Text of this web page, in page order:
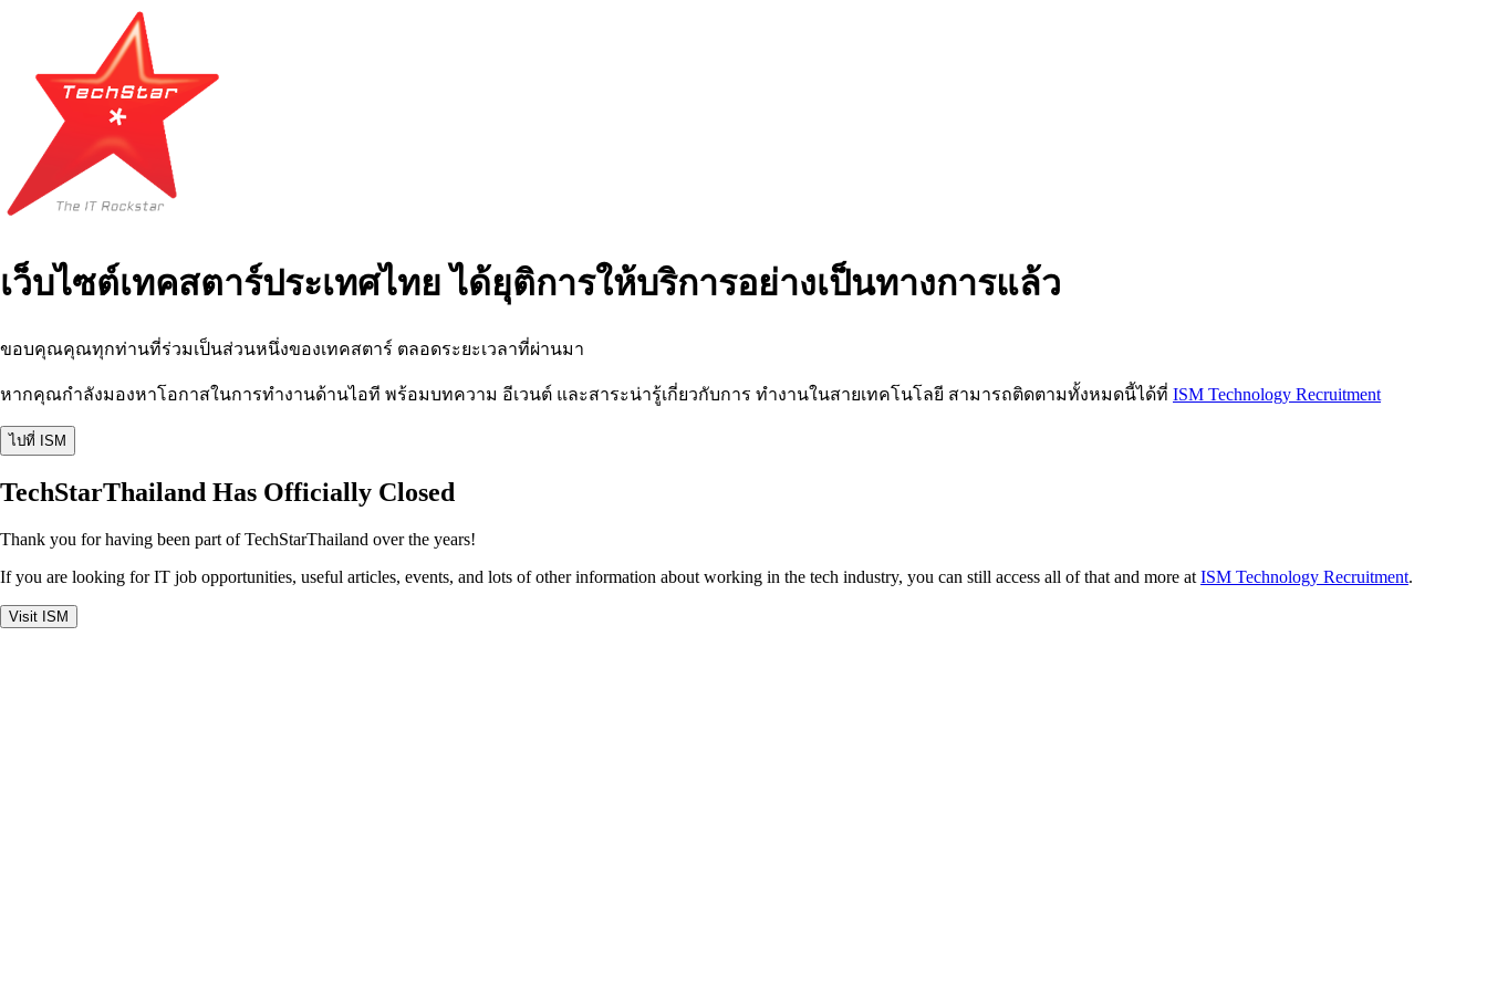
เว็บไซต์เทคสตาร์ประเทศไทย ได้ยุติการให้บริการอย่างเป็นทางการแล้ว
ขอบคุณคุณทุกท่านที่ร่วมเป็นส่วนหนึ่งของเทคสตาร์ ตลอดระยะเวลาที่ผ่านมา
หากคุณกำลังมองหาโอกาสในการทำงานด้านไอที พร้อมบทความ อีเวนต์ และสาระน่ารู้เกี่ยวกับการ ทำงานในสายเทคโนโลยี สามารถติดตามทั้งหมดนี้ได้ที่ ISM Technology Recruitment
ไปที่ ISM
TechStarThailand Has Officially Closed
Thank you for having been part of TechStarThailand over the years!
If you are looking for IT job opportunities, useful articles, events, and lots of other information about working in the tech industry, you can still access all of that and more at ISM Technology Recruitment.
Visit ISM